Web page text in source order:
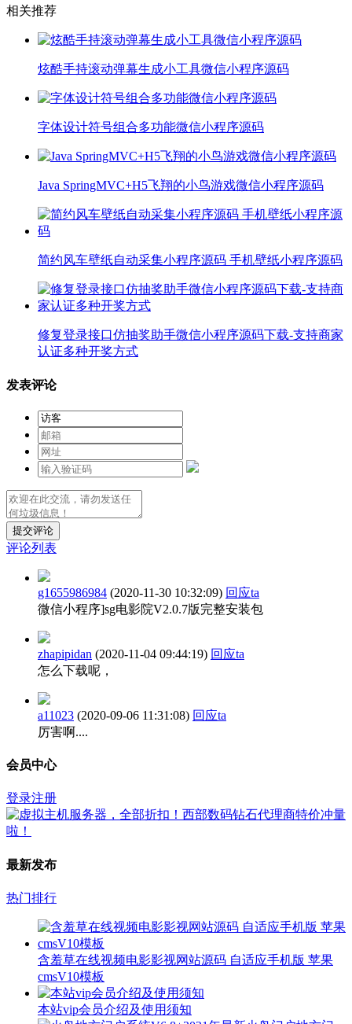
相关推荐
炫酷手持滚动弹幕生成小工具微信小程序源码
字体设计符号组合多功能微信小程序源码
Java SpringMVC+H5飞翔的小鸟游戏微信小程序源码
简约风车壁纸自动采集小程序源码 手机壁纸小程序源码
修复登录接口仿抽奖助手微信小程序源码下载-支持商家
认证多种开奖方式
发表评论
提交评论
评论列表
g1655986984 (2020-11-30 10:32:09) 回应ta
微信小程序]sg电影院V2.0.7版完整安装包
zhapipidan (2020-11-04 09:44:19) 回应ta
怎么下载呢，
a11023 (2020-09-06 11:31:08) 回应ta
厉害啊....
会员中心
登录注册
最新发布
热门排行
含羞草在线视频电影影视网站源码 自适应手机版 苹果
cmsV10模板
本站vip会员介绍及使用须知